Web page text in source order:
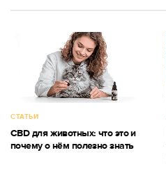
СТАТЬИ
CBD для животных: что это и
почему о нём полезно знать